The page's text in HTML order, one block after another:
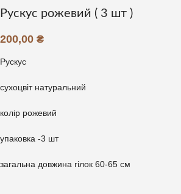
Рускус рожевий ( 3 шт )
200,00 ₴
Рускус
сухоцвіт натуральний
колір рожевий
упаковка -3 шт
загальна довжина гілок 60-65 см